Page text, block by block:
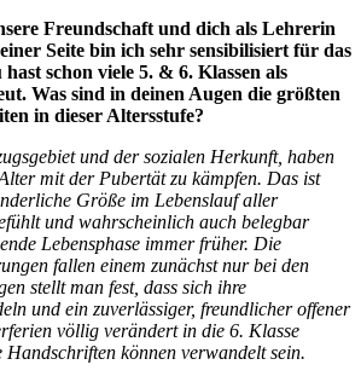
Freundschaft und dich als Lehrerin
Seite bin ich sehr sensibilisiert für das
schon viele 5. & 6. Klassen als
Was sind in deinen Augen die größten
in dieser Altersstufe?
und der sozialen Herkunft, haben
mit der Pubertät zu kämpfen. Das ist
Größe im Lebenslauf aller
und wahrscheinlich auch belegbar
Lebensphase immer früher. Die
fallen einem zunächst nur bei den
stellt man fest, dass sich ihre
und ein zuverlässiger, freundlicher offener
völlig verändert in die 6. Klasse
können verwandelt sein.